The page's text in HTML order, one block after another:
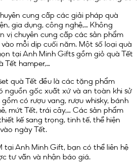
cung cấp các giải pháp quà
gia dụng, công nghệ,… Không
vị chuyên cung cấp các sản phẩm
mỗi dịp cuối năm. Một số loại quà
tại Anh Minh Gifts gồm giỏ quà Tết
Tết hamper,…
quà Tết đều là các tặng phẩm
nguồn gốc xuất xứ và an toàn khi sử
có rượu vang, rượu whisky, bánh
mứt Tết, trái cây,… Các sản phẩm
kế sang trọng, tinh tế, thể hiện
ngày Tết.
tại Anh Minh Gift, bạn có thể liên hệ
tư vấn và nhận báo giá.